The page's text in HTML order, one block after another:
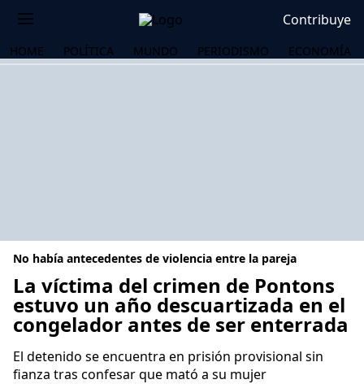
Contribuye
HOME POLÍTICA MUNDO PERIODISMO ECONOMÍA
No había antecedentes de violencia entre la pareja
La víctima del crimen de Pontons
estuvo un año descuartizada en el
congelador antes de ser enterrada
El detenido se encuentra en prisión provisional sin
fianza tras confesar que mató a su mujer